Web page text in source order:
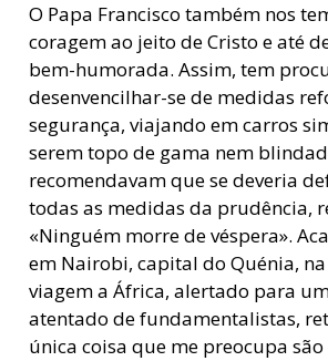
O Papa Francisco também nos
coragem ao jeito de Cristo e até
bem-humorada. Assim, tem
desenvencilhar-se de medidas
segurança, viajando em carros
serem topo de gama nem
recomendavam que se deveria
todas as medidas da prudência,
«Ninguém morre de véspera».
em Nairobi, capital do Quénia,
viagem a África, alertado para
atentado de fundamentalistas,
única coisa que me preocupa